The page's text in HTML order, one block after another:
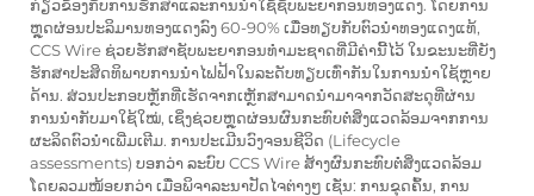
ກ່ຽວຂ້ອງກັບການຮັກສາແລະການນຳໃຊ້ຊັບພະຍາກອນທອງແດງ. ໂດຍການ
ຫຼຸດຜ່ອນປະລິມານທອງແດງລົງ 60-90% ເມື່ອທຽບກັບຕົວນຳທອງແດງແທ້,
CCS Wire ຊ່ວຍຮັກສາຊັບພະຍາກອນທຳມະຊາດທີ່ມີຄ່ານີ້ໄວ້ ໃນຂະນະທີ່ຍັງ
ຮັກສາປະສິດທິພາບການນຳໄຟຟ້າໃນລະດັບທຽບເທົ່າກັນໃນການນຳໃຊ້ຫຼາຍ
ດ້ານ. ສ່ວນປະກອບຫຼັກທີ່ເຮັດຈາກເຫຼັກສາມາດນຳມາຈາກວັດສະດຸທີ່ຜ່ານ
ການນຳກັບມາໃຊ້ໃໝ່, ເຊິ່ງຊ່ວຍຫຼຸດຜ່ອນຜົນກະທົບຕໍ່ສິ່ງແວດລ້ອມຈາກການ
ຜະລິດຕົວນຳເພີ່ມເຕີມ. ການປະເມີນວົງຈອນຊີວິດ (Lifecycle
assessments) ບອກວ່າ ລະບົບ CCS Wire ສ້າງຜົນກະທົບຕໍ່ສິ່ງແວດລ້ອມ
ໂດຍລວມໜ້ອຍກວ່າ ເມື່ອພິຈາລະນາປັດໄຈຕ່າງໆ ເຊັ່ນ: ການຂຸດຄົ້ນ, ການ